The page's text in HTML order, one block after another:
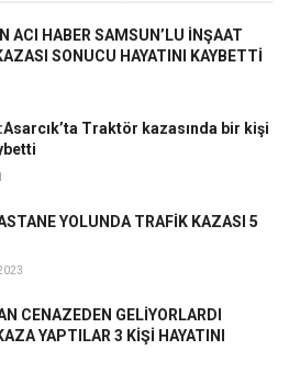
ACI HABER SAMSUN’LU İNŞAAT
SONUCU HAYATINI KAYBETTİ
Traktör kazasında bir kişi
YOLUNDA TRAFİK KAZASI 5
CENAZEDEN GELİYORLARDI
YAPTILAR 3 KİŞİ HAYATINI